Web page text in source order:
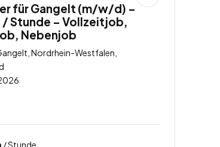
für Gangelt (m/w/d) –
Stunde – Vollzeitjob,
Nebenjob
Nordrhein-Westfalen,
/ Stunde